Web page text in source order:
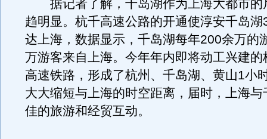
据记者了解，千岛湖作为上海大都市的
趋明显。杭千高速公路的开通使淳安千岛湖
达上海，数据显示，千岛湖每年200余万的
万游客来自上海。今年年内即将动工兴建的
高速铁路，形成了杭州、千岛湖、黄山1小
大大缩短与上海的时空距离，届时，上海与
佳的旅游和经贸互动。